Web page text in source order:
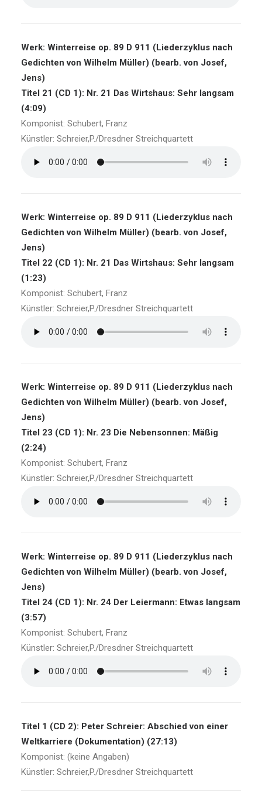
Werk: Winterreise op. 89 D 911 (Liederzyklus nach
Gedichten von Wilhelm Müller) (bearb. von Josef,
Jens)
Titel 21 (CD 1): Nr. 21 Das Wirtshaus: Sehr langsam
(4:09)
Komponist: Schubert, Franz
Künstler: Schreier,P./Dresdner Streichquartett
Werk: Winterreise op. 89 D 911 (Liederzyklus nach
Gedichten von Wilhelm Müller) (bearb. von Josef,
Jens)
Titel 22 (CD 1): Nr. 21 Das Wirtshaus: Sehr langsam
(1:23)
Komponist: Schubert, Franz
Künstler: Schreier,P./Dresdner Streichquartett
Werk: Winterreise op. 89 D 911 (Liederzyklus nach
Gedichten von Wilhelm Müller) (bearb. von Josef,
Jens)
Titel 23 (CD 1): Nr. 23 Die Nebensonnen: Mäßig
(2:24)
Komponist: Schubert, Franz
Künstler: Schreier,P./Dresdner Streichquartett
Werk: Winterreise op. 89 D 911 (Liederzyklus nach
Gedichten von Wilhelm Müller) (bearb. von Josef,
Jens)
Titel 24 (CD 1): Nr. 24 Der Leiermann: Etwas langsam
(3:57)
Komponist: Schubert, Franz
Künstler: Schreier,P./Dresdner Streichquartett
Titel 1 (CD 2): Peter Schreier: Abschied von einer
Weltkarriere (Dokumentation) (27:13)
Komponist: (keine Angaben)
Künstler: Schreier,P./Dresdner Streichquartett